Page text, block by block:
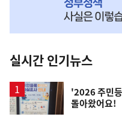
뉴
스
실시간 인기뉴스
'2026 주민
돌아왔어요!